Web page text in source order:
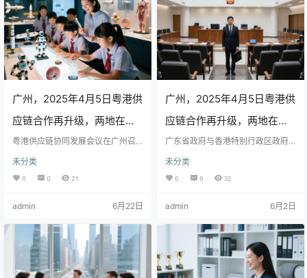
广州，2025年4月5日粤港供
应链合作再升级，两地在物
流、贸易及技术标准等方面
达成多项新共识，旨在提升
区域经济一体化水平。
粤港供应链协同发展会议在广州召
划（2025-2027）》，旨在加强跨
境物流、通关便利化和数字贸易等
领域的协同，推动供应链高效、安
年将推出多项措施，包括建设信息
易额持续增长，合作对提升区域竞
争力和应对外部不确定性具有重要
意义。目前，首批试点项目已启
动，预计到2027年实现更高效的互
联互通。
未分类
0 0 21
admin 6月22日
广州，2025年4月5日粤港供
应链合作再升级，两地在物
流、贸易及技术协同方面达
成多项新协议，旨在提升区
域经济一体化水平。
广东省政府与香港特别行政区政府
供应链效率与韧性，涵盖物流建
设、数字技术应用及贸易便利化等
领域。合作旨在增强区域竞争力，
提升物流效率20%，推动百家企业
圳、东莞及香港启动，双方将定期
对话确保合作推进。
未分类
0 0 32
admin 6月2日